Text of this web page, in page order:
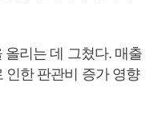
올리는 데 그쳤다. 매출
인한 판관비 증가 영향